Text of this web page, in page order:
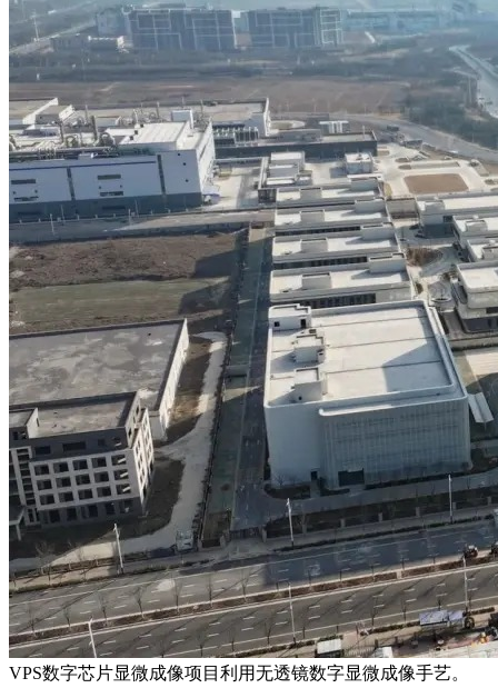
VPS数字芯片显微成像项目利用无透镜数字显微成像手艺。